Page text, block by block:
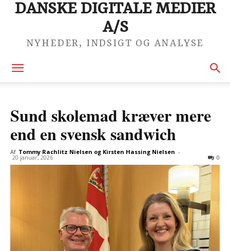
DANSKE DIGITALE MEDIER
A/S
NYHEDER, INDSIGT OG ANALYSE
Sund skolemad kræver mere
end en svensk sandwich
Af Tommy Rachlitz Nielsen og Kirsten Hassing Nielsen -
20 januar, 2026 0